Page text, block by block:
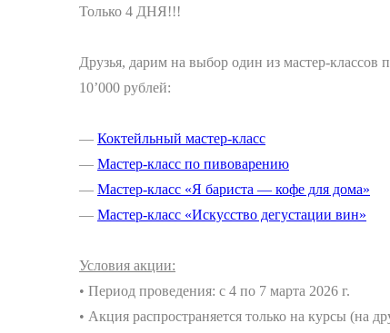
Только 4 ДНЯ!!!
Друзья, дарим на выбор один из мастер-
10’000 рублей:
— Коктейльный мастер-класс
— Мастер-класс по пивоварению
— Мастер-класс «Я бариста — кофе для дома»
— Мастер-класс «Искусство дегустации вин»
Условия акции:
• Период проведения: с 4 по 7 марта 2026 г.
• Акция распространяется только на курсы (на